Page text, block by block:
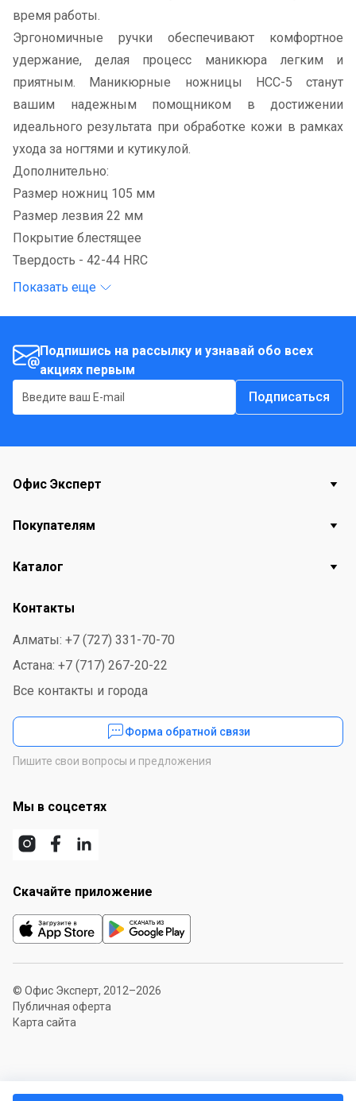
время работы.
Эргономичные ручки обеспечивают комфортное
удержание, делая процесс маникюра легким и
приятным. Маникюрные ножницы HCC-5 станут
вашим надежным помощником в достижении
идеального результата при обработке кожи в рамках
ухода за ногтями и кутикулой.
Дополнительно:
Размер ножниц 105 мм
Размер лезвия 22 мм
Покрытие блестящее
Твердость - 42-44 HRC
Показать еще
Подпишись на рассылку и узнавай обо всех
акциях первым
Подписаться
Офис Эксперт
Покупателям
Каталог
Контакты
Алматы: +7 (727) 331-70-70
Астана: +7 (717) 267-20-22
Все контакты и города
Форма обратной связи
Пишите свои вопросы и предложения
Мы в соцсетях
Скачайте приложение
© Офис Эксперт, 2012–2026
Публичная оферта
Карта сайта